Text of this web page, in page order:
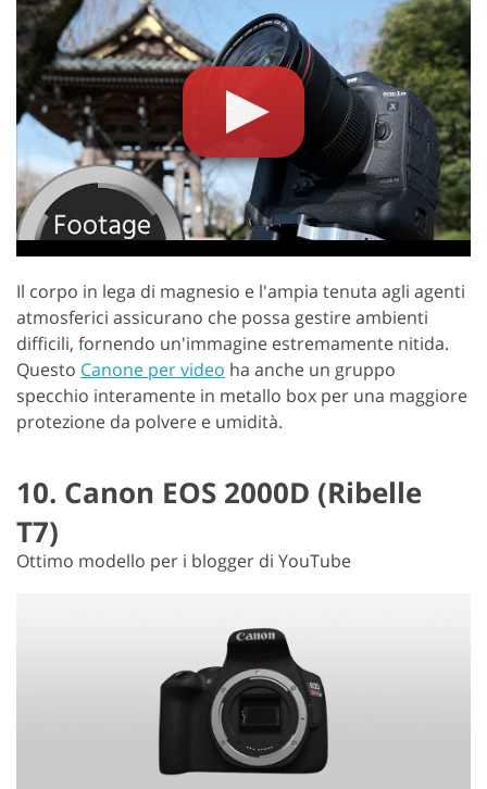
Il corpo in lega di magnesio e l'ampia tenuta agli agenti
atmosferici assicurano che possa gestire ambienti
difficili, fornendo un'immagine estremamente nitida.
Questo Canone per video ha anche un gruppo
specchio interamente in metallo box per una maggiore
protezione da polvere e umidità.
10. Canon EOS 2000D (Ribelle
T7)
Ottimo modello per i blogger di YouTube